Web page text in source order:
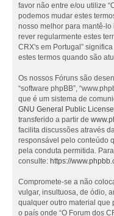
favor não entre e/ou utilize
podemos mudar estes
nosso melhor para mantê-
rever regularmente estes
CRX's em Portugal”
estes termos quando são
Os nossos Fóruns são
“software phpBB”,
que é um sistema de
GNU General Public
transferido a partir de
facilita discussões através
responsável pelo conteúdo
pela conduta permitida.
consulte: https://
Compromete-se a não
vulgar, insultuosa, de ódio,
qualquer outro material que
o país onde “O Forum dos